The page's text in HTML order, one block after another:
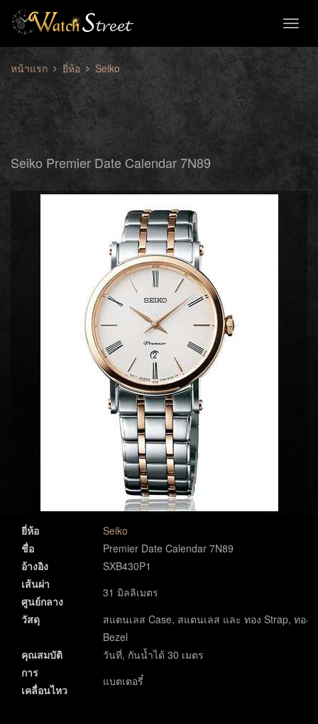
หน้าแรก ยี่ห้อ Seiko
Seiko Premier Date Calendar 7N89
ยี่ห้อ
Seiko
ชื่อ
Premier Date Calendar 7N89
อ้างอิง
SXB430P1
เส้นผ่า
ศูนย์กลาง
31 มิลลิเมตร
วัสดุ
สแตนเลส Case, สแตนเลส และ ทอง Strap, ทอง
Bezel
คุณสมบัติ
วันที่, กันน้ำได้ 30 เมตร
การ
เคลื่อนไหว
แบตเตอรี๋